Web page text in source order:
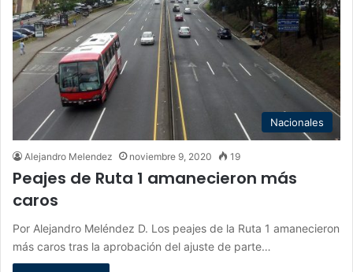
Nacionales
Alejandro Melendez noviembre 9, 2020 19
Peajes de Ruta 1 amanecieron más
caros
Por Alejandro Meléndez D. Los peajes de la Ruta 1 amanecieron
más caros tras la aprobación del ajuste de parte…